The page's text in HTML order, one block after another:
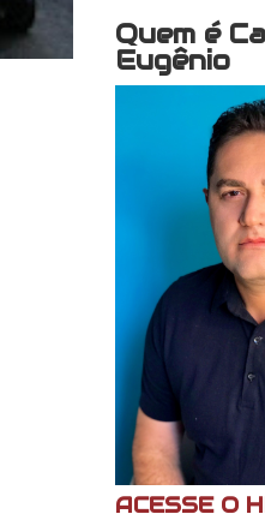
Quem é
Eugênio
ACESSE O